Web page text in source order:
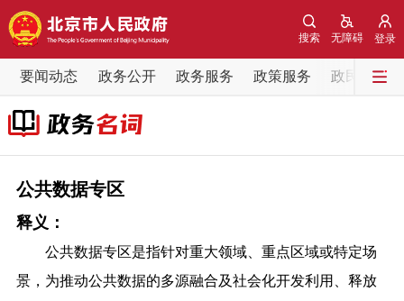
登录
无障碍
搜索
要闻动态 政务公开 政务服务 政策服务 政民互动
要闻动态
党中央精神
各区热点
政务公开
公共数据专区
释义：
公共数据专区是指针对重大领域、重点区域或特定场
景，为推动公共数据的多源融合及社会化开发利用、释放